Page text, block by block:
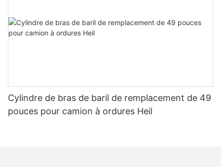
Cylindre de bras de baril de remplacement de 49
pouces pour camion à ordures Heil